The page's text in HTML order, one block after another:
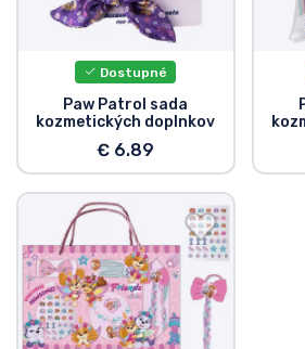
Dostupné
Paw Patrol sada
kozmetických doplnkov
€ 6.89
Zoradiť podľa karikatúry
Zoradiť podľa Anime
Zoradiť podľa hier
Zoradiť podľa športu
Zoradiť podľa hudby